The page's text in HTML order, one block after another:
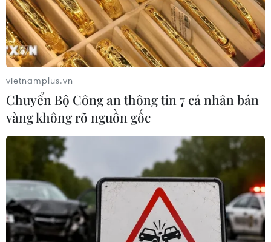
vietnamplus.vn
Chuyển Bộ Công an thông tin 7 cá nhân bán
vàng không rõ nguồn gốc